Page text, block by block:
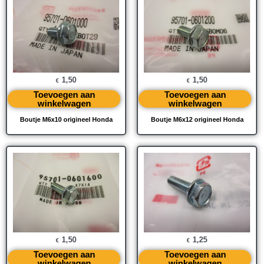
Boutje M6x10 origineel Honda
€ 1,50
Toevoegen aan
winkelwagen
Boutje M6x12 origineel Honda
€ 1,50
Toevoegen aan
winkelwagen
€ 1,50
Toevoegen aan
€ 1,25
Toevoegen aan